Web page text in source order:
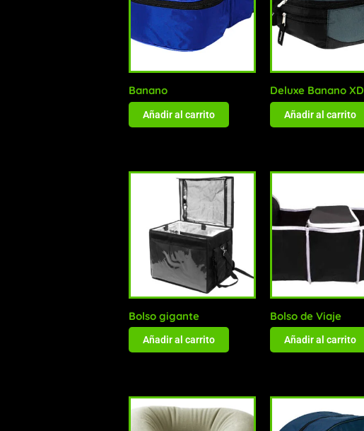
Banano
Añadir al carrito
Deluxe Banano XD
Añadir al carrito
Bolso gigante
Añadir al carrito
Bolso de Viaje
Añadir al carrito